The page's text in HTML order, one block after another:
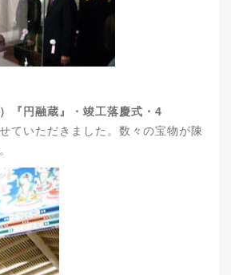
『円融蔵』・竣工落慶式・4
ていただきました。数々の宝物が陳